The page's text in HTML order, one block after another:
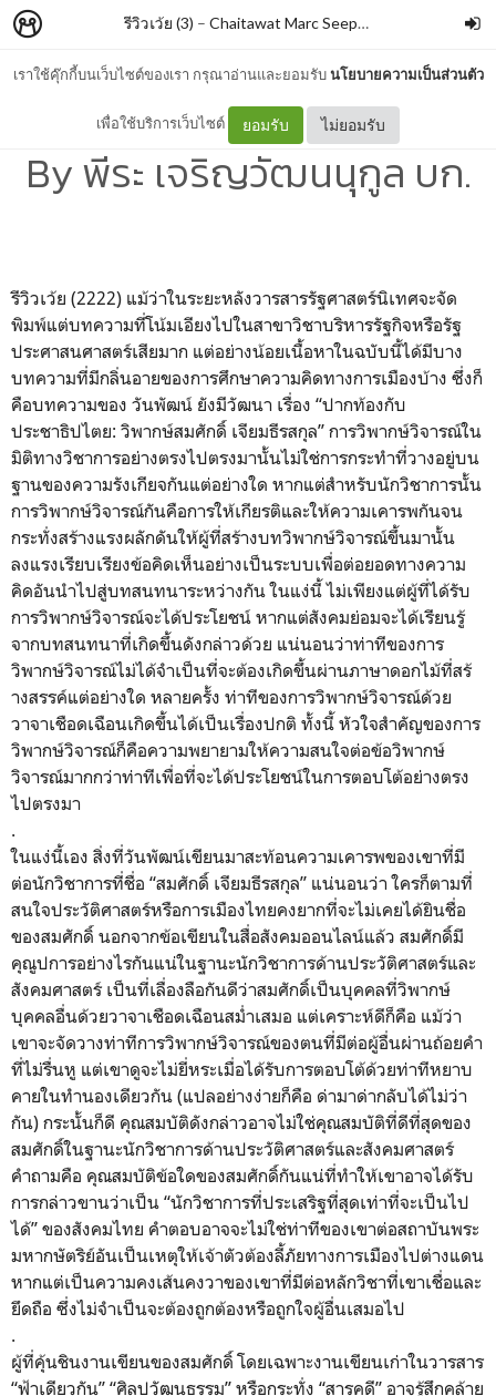
เราใช้คุ๊กกี้บนเว็บไซต์ของเรา กรุณาอ่านและยอมรับนโยบายความเป็นส่วนตัว
เพื่อใช้บริการเว็บไซต์ ยอมรับ ไม่ยอมรับ
รีวิวเว้ย (3) – Chaitawat Marc Seephongsai
รัฐศาสตร์นิเทศ ปีที่ 12 ฉบับที่ 1
By พีระ เจริญวัฒนนุกูล บก.
รีวิวเว้ย (2222) แม้ว่าในระยะหลังวารสารรัฐศาสตร์นิเทศจะจัด
พิมพ์แต่บทความที่โน้มเอียงไปในสาขาวิชาบริหารรัฐกิจหรือรัฐ
ประศาสนศาสตร์เสียมาก แต่อย่างน้อยเนื้อหาในฉบับนี้ได้มีบาง
บทความที่มีกลิ่นอายของการศึกษาความคิดทางการเมืองบ้าง ซึ่งก็
คือบทความของ วันพัฒน์ ยังมีวัฒนา เรื่อง “ปากท้องกับ
ประชาธิปไตย: วิพากษ์สมศักดิ์ เจียมธีรสกุล” การวิพากษ์วิจารณ์ใน
มิติทางวิชาการอย่างตรงไปตรงมานั้นไม่ใช่การกระทำที่วางอยู่บน
ฐานของความรังเกียจกันแต่อย่างใด หากแต่สำหรับนักวิชาการนั้น
การวิพากษ์วิจารณ์กันคือการให้เกียรติและให้ความเคารพกันจน
กระทั่งสร้างแรงผลักดันให้ผู้ที่สร้างบทวิพากษ์วิจารณ์ขึ้นมานั้น
ลงแรงเรียบเรียงข้อคิดเห็นอย่างเป็นระบบเพื่อต่อยอดทางความ
คิดอันนำไปสู่บทสนทนาระหว่างกัน ในแง่นี้ ไม่เพียงแต่ผู้ที่ได้รับ
การวิพากษ์วิจารณ์จะได้ประโยชน์ หากแต่สังคมย่อมจะได้เรียนรู้
จากบทสนทนาที่เกิดขึ้นดังกล่าวด้วย แน่นอนว่าท่าทีของการ
วิพากษ์วิจารณ์ไม่ได้จำเป็นที่จะต้องเกิดขึ้นผ่านภาษาดอกไม้ที่สร้
างสรรค์แต่อย่างใด หลายครั้ง ท่าทีของการวิพากษ์วิจารณ์ด้วย
วาจาเชือดเฉือนเกิดขึ้นได้เป็นเรื่องปกติ ทั้งนี้ หัวใจสำคัญของการ
วิพากษ์วิจารณ์ก็คือความพยายามให้ความสนใจต่อข้อวิพากษ์
วิจารณ์มากกว่าท่าทีเพื่อที่จะได้ประโยชน์ในการตอบโต้อย่างตรง
ไปตรงมา
.
ในแง่นี้เอง สิ่งที่วันพัฒน์เขียนมาสะท้อนความเคารพของเขาที่มี
ต่อนักวิชาการที่ชื่อ “สมศักดิ์ เจียมธีรสกุล” แน่นอนว่า ใครก็ตามที่
สนใจประวัติศาสตร์หรือการเมืองไทยคงยากที่จะไม่เคยได้ยินชื่อ
ของสมศักดิ์ นอกจากข้อเขียนในสื่อสังคมออนไลน์แล้ว สมศักดิ์มี
คุณูปการอย่างไรกันแน่ในฐานะนักวิชาการด้านประวัติศาสตร์และ
สังคมศาสตร์ เป็นที่เลื่องลือกันดีว่าสมศักดิ์เป็นบุคคลที่วิพากษ์
บุคคลอื่นด้วยวาจาเชือดเฉือนสม่ำเสมอ แต่เคราะห์ดีก็คือ แม้ว่า
เขาจะจัดวางท่าทีการวิพากษ์วิจารณ์ของตนที่มีต่อผู้อื่นผ่านถ้อยคำ
ที่ไม่รื่นหู แต่เขาดูจะไม่ยี่หระเมื่อได้รับการตอบโต้ด้วยท่าทีหยาบ
คายในทำนองเดียวกัน (แปลอย่างง่ายก็คือ ด่ามาด่ากลับได้ไม่ว่า
กัน) กระนั้นก็ดี คุณสมบัติดังกล่าวอาจไม่ใช่คุณสมบัติที่ดีที่สุดของ
สมศักดิ์ในฐานะนักวิชาการด้านประวัติศาสตร์และสังคมศาสตร์
คำถามคือ คุณสมบัติข้อใดของสมศักดิ์กันแน่ที่ทำให้เขาอาจได้รับ
การกล่าวขานว่าเป็น “นักวิชาการที่ประเสริฐที่สุดเท่าที่จะเป็นไป
ได้” ของสังคมไทย คำตอบอาจจะไม่ใช่ท่าทีของเขาต่อสถาบันพระ
มหากษัตริย์อันเป็นเหตุให้เจ้าตัวต้องลี้ภัยทางการเมืองไปต่างแดน
หากแต่เป็นความคงเส้นคงวาของเขาที่มีต่อหลักวิชาที่เขาเชื่อและ
ยึดถือ ซึ่งไม่จำเป็นจะต้องถูกต้องหรือถูกใจผู้อื่นเสมอไป
.
ผู้ที่คุ้นชินงานเขียนของสมศักดิ์ โดยเฉพาะงานเขียนเก่าในวารสาร
“ฟ้าเดียวกัน” “ศิลปวัฒนธรรม” หรือกระทั่ง “สารคดี” อาจรู้สึกคล้าย